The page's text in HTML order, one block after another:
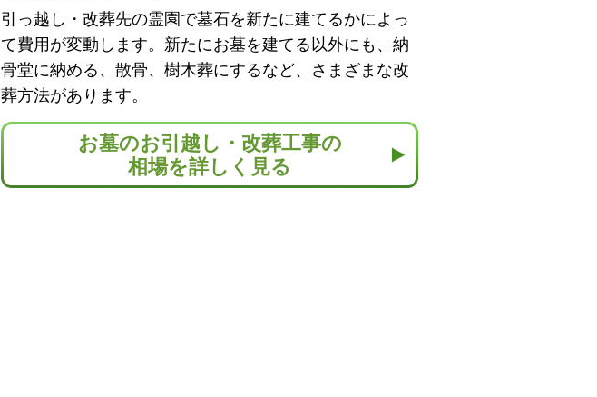
引っ越し・改葬先の霊園で墓石を新たに建てるかによっ
て費用が変動します。新たにお墓を建てる以外にも、納
骨堂に納める、散骨、樹木葬にするなど、さまざまな改
葬方法があります。
お墓のお引越し・改葬工事の
相場を詳しく見る